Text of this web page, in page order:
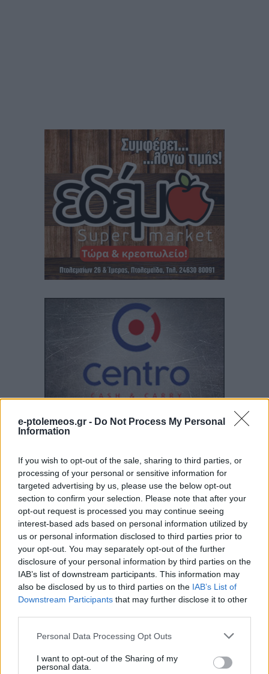
e-ptolemeos.gr - Do Not Process My Personal
Information
If you wish to opt-out of the sale, sharing to third parties, or
processing of your personal or sensitive information for
targeted advertising by us, please use the below opt-out
section to confirm your selection. Please note that after your
opt-out request is processed you may continue seeing
interest-based ads based on personal information utilized by
us or personal information disclosed to third parties prior to
your opt-out. You may separately opt-out of the further
disclosure of your personal information by third parties on the
IAB’s list of downstream participants. This information may
also be disclosed by us to third parties on the IAB’s List of
Downstream Participants that may further disclose it to other
Please note that this website/app uses one or more Google
not limited to your visit or usage behaviour. You may click to
grant or deny consent to Google and its third-party tags to
Personal Data Processing Opt Outs
I want to opt-out of the Sharing of my
personal data.